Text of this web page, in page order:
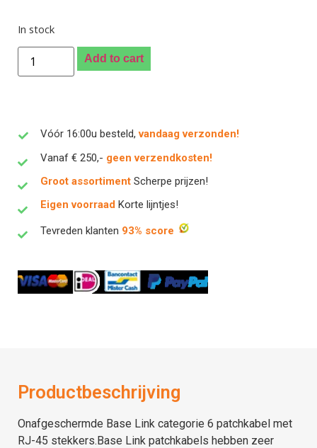
In stock
Add to cart
Vóór 16:00u besteld,vandaag verzonden!
Vanaf € 250,- geen verzendkosten!
Groot assortiment Scherpe prijzen!
Eigen voorraad Korte lijntjes!
Tevreden klanten 93% score
Productbeschrijving
Onafgeschermde Base Link categorie 6 patchkabel met
RJ-45 stekkers.Base Link patchkabels hebben zeer